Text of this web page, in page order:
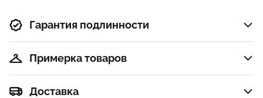
Гарантия подлинности
Примерка товаров
Доставка